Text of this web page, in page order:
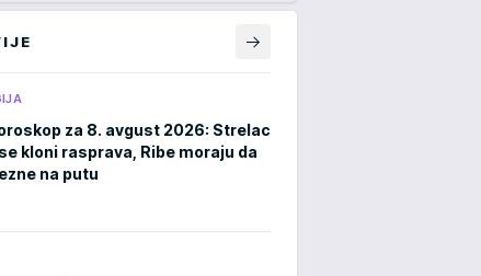
za 8. avgust 2026: Strelac
kloni rasprava, Ribe moraju da
na putu